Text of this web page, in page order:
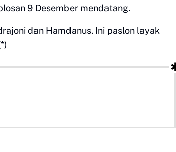
9 Desember mendatang.
dan Hamdanus. Ini paslon layak